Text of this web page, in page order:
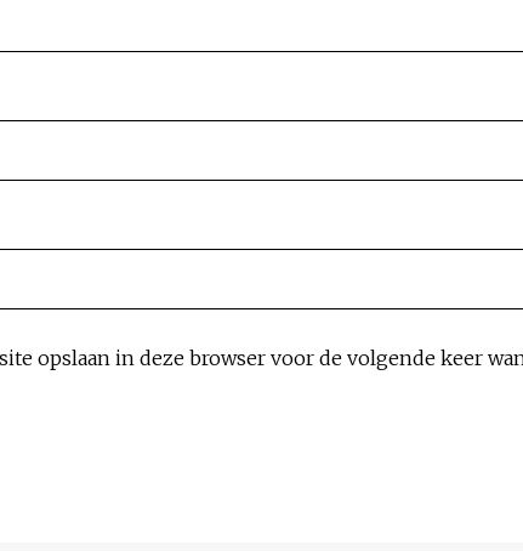
opslaan in deze browser voor de volgende keer